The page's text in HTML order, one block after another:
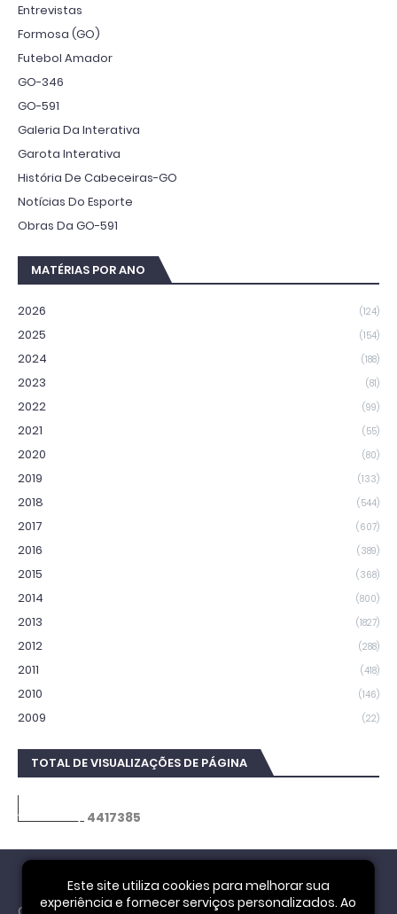
Entrevistas
Formosa (GO)
Futebol Amador
GO-346
GO-591
Galeria Da Interativa
Garota Interativa
História De Cabeceiras-GO
Notícias Do Esporte
Obras Da GO-591
MATÉRIAS POR ANO
2026 (124)
2025 (154)
2024 (188)
2023 (81)
2022 (99)
2021 (55)
2020 (80)
2019 (133)
2018 (544)
2017 (607)
2016 (389)
2015 (368)
2014 (800)
2013 (1827)
2012 (288)
2011 (418)
2010 (146)
2009 (22)
TOTAL DE VISUALIZAÇÕES DE PÁGINA
4417385
Este site utiliza cookies para melhorar sua
experiência e fornecer serviços personalizados. Ao